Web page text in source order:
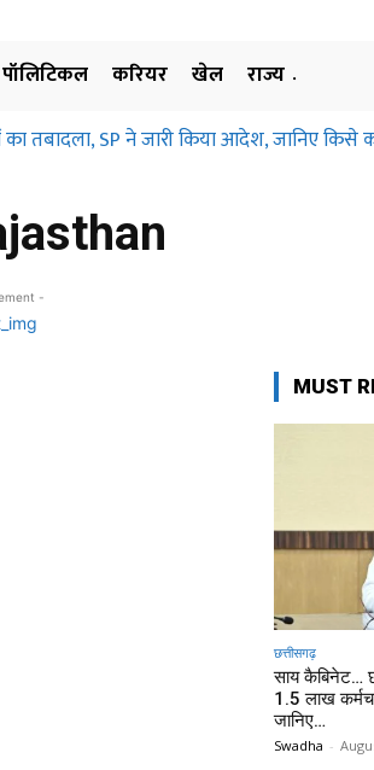
पॉलिटिकल करियर खेल
राज्य
तबादला, SP ने जारी किया आदेश, जानिए किसे
-
MUST
छत्तीसगढ़
साय कैबिनेट…
1.5 लाख
जानिए…
Swadha -